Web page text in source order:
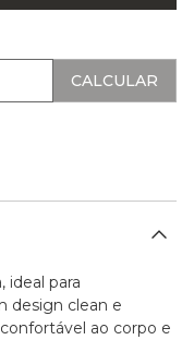
ideal para
design clean e
ao corpo e